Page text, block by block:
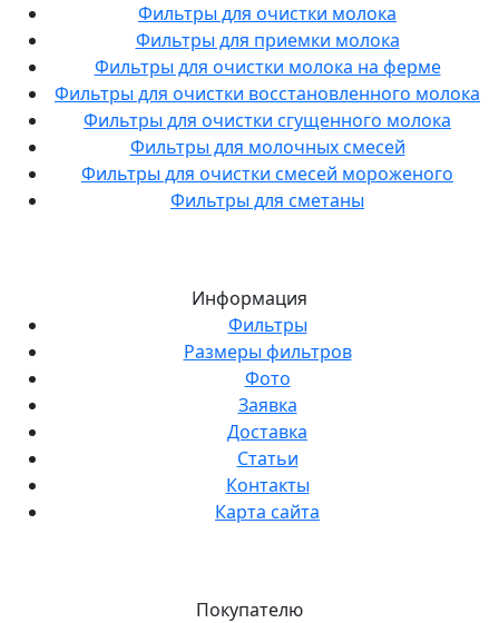
Фильтры для очистки молока
Фильтры для приемки молока
Фильтры для очистки молока на ферме
Фильтры для очистки восстановленного молока
Фильтры для очистки сгущенного молока
Фильтры для молочных смесей
Фильтры для очистки смесей мороженого
Фильтры для сметаны
Информация
Фильтры
Размеры фильтров
Фото
Заявка
Доставка
Статьи
Контакты
Карта сайта
Покупателю